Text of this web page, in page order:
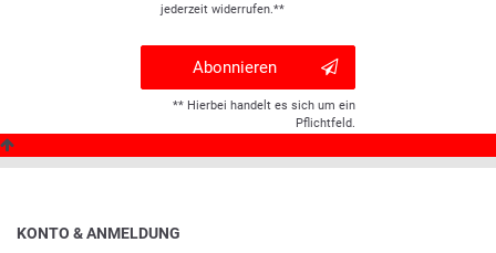
jederzeit widerrufen.**
Abonnieren
** Hierbei handelt es sich um ein
Pflichtfeld.
KONTO & ANMELDUNG